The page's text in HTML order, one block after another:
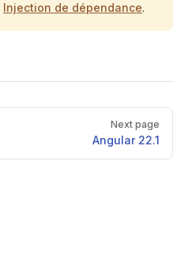
Injection de dépendance.
Next page
Angular 22.1